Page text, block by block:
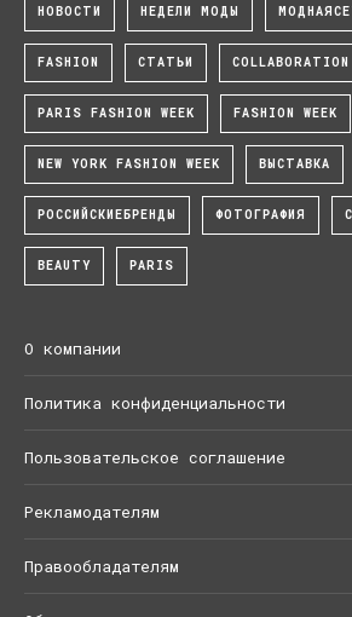
НОВОСТИ НЕДЕЛИ МОДЫ
FASHION СТАТЬИ COLLABORATION
PARIS FASHION WEEK FASHION WEEK
NEW YORK FASHION WEEK ВЫСТАВКА
РОССИЙСКИЕБРЕНДЫ ФОТОГРАФИЯ
BEAUTY PARIS
О компании
Политика конфиденциальности
Пользовательское соглашение
Рекламодателям
Правообладателям